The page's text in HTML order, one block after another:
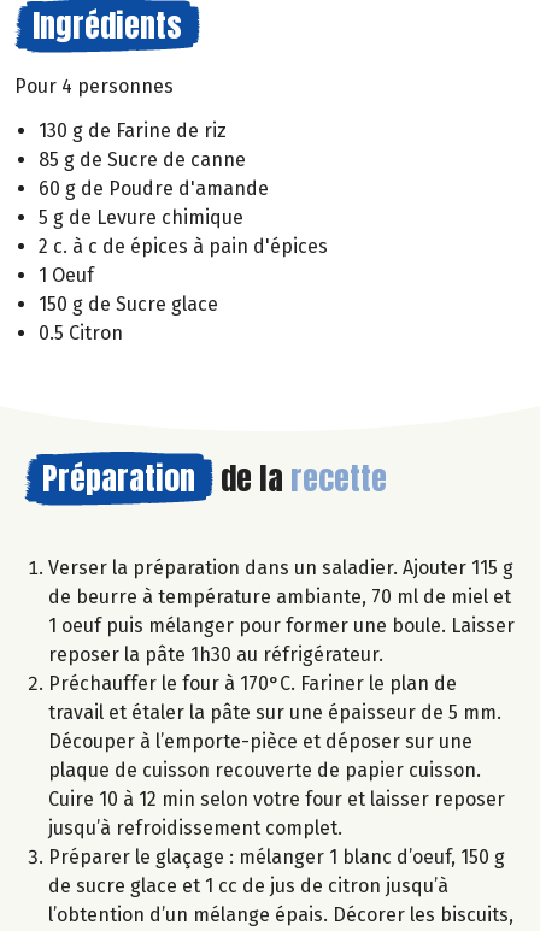
Ingrédients
Pour 4 personnes
130 g de Farine de riz
85 g de Sucre de canne
60 g de Poudre d'amande
5 g de Levure chimique
2 c. à c de épices à pain d'épices
1 Oeuf
150 g de Sucre glace
0.5 Citron
Préparation de la recette
Verser la préparation dans un saladier. Ajouter 115 g
de beurre à température ambiante, 70 ml de miel et
1 oeuf puis mélanger pour former une boule. Laisser
reposer la pâte 1h30 au réfrigérateur.
Préchauffer le four à 170°C. Fariner le plan de
travail et étaler la pâte sur une épaisseur de 5 mm.
Découper à l’emporte-pièce et déposer sur une
plaque de cuisson recouverte de papier cuisson.
Cuire 10 à 12 min selon votre four et laisser reposer
jusqu’à refroidissement complet.
Préparer le glaçage : mélanger 1 blanc d’oeuf, 150 g
de sucre glace et 1 cc de jus de citron jusqu’à
l’obtention d’un mélange épais. Décorer les biscuits,